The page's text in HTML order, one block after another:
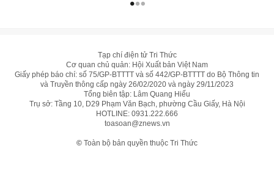
Tạp chí điện tử Tri Thức
Cơ quan chủ quản: Hội Xuất bản Việt Nam
Giấy phép báo chí: số 75/GP-BTTTT và số 442/GP-BTTTT do Bộ Thông tin
và Truyền thông cấp ngày 26/02/2020 và ngày 29/11/2023
Tổng biên tập: Lâm Quang Hiếu
Trụ sở: Tầng 10, D29 Phạm Văn Bạch, phường Cầu Giấy, Hà Nội
HOTLINE: 0931.222.666
toasoan@znews.vn
© Toàn bộ bản quyền thuộc Tri Thức